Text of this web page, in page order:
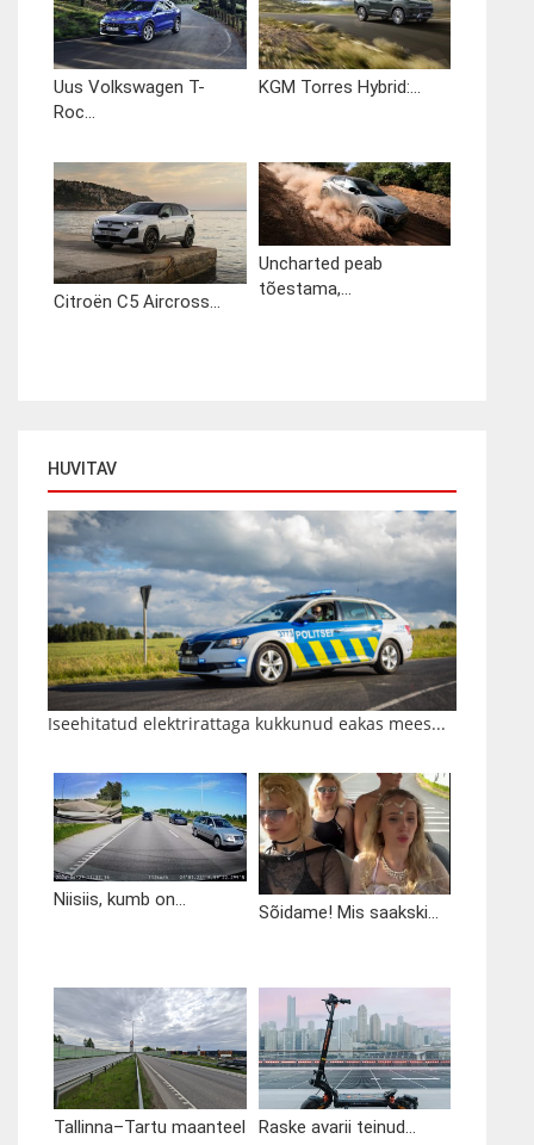
Uus Volkswagen T-
Roc...
KGM Torres Hybrid:...
Citroën C5 Aircross...
Uncharted peab
tõestama,...
HUVITAV
Iseehitatud elektrirattaga kukkunud eakas mees...
Niisiis, kumb on...
Sõidame! Mis saakski...
Tallinna–Tartu maanteel
Raske avarii teinud...